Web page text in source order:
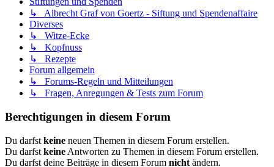
↳ Albrecht Graf von Goertz - Siftung und Spendenaffaire
Diverses
↳ Witze-Ecke
↳ Kopfnuss
↳ Rezepte
Forum allgemein
↳ Forums-Regeln und Mitteilungen
↳ Fragen, Anregungen & Tests zum Forum
Berechtigungen in diesem Forum
Du darfst keine neuen Themen in diesem Forum erstellen.
Du darfst keine Antworten zu Themen in diesem Forum erstellen.
Du darfst deine Beiträge in diesem Forum nicht ändern.